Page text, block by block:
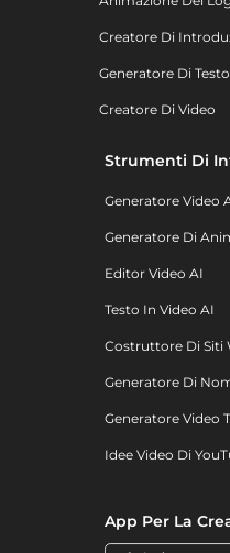
Creatore Di
Generatore Di
Creatore Di Video
Strumenti Di
Generatore Video
Generatore Di
Editor Video AI
Testo In Video AI
Costruttore Di Siti
Generatore Di
Generatore Video
Idee Video Di
App Per La